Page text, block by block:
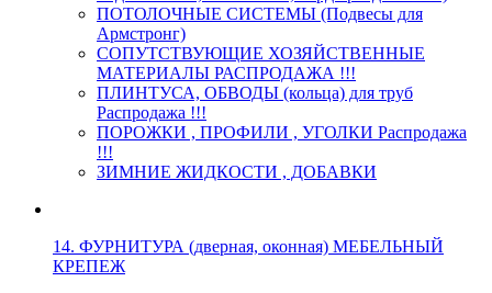
ПОТОЛОЧНЫЕ СИСТЕМЫ (Подвесы для
Армстронг)
СОПУТСТВУЮЩИЕ ХОЗЯЙСТВЕННЫЕ
МАТЕРИАЛЫ РАСПРОДАЖА !!!
ПЛИНТУСА, ОБВОДЫ (кольца) для труб
Распродажа !!!
ПОРОЖКИ , ПРОФИЛИ , УГОЛКИ Распродажа
!!!
ЗИМНИЕ ЖИДКОСТИ , ДОБАВКИ
14. ФУРНИТУРА (дверная, оконная) МЕБЕЛЬНЫЙ
КРЕПЕЖ